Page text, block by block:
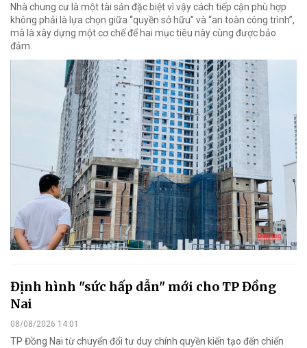
Nhà chung cư là một tài sản đặc biệt vì vậy cách tiếp cận phù hợp
không phải là lựa chọn giữa “quyền sở hữu” và “an toàn công trình”,
mà là xây dựng một cơ chế để hai mục tiêu này cùng được bảo
đảm.
Định hình "sức hấp dẫn" mới cho TP Đồng
Nai
08/08/2026 14:01
TP Đồng Nai từ chuyển đổi tư duy chính quyền kiến tạo đến chiến